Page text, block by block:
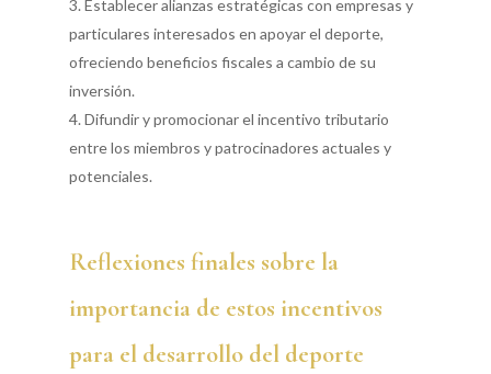
Establecer alianzas estratégicas con empresas y
particulares interesados en apoyar el deporte,
ofreciendo beneficios fiscales a cambio de su
inversión.
Difundir y promocionar el incentivo tributario
entre los miembros y patrocinadores actuales y
potenciales.
Reflexiones finales sobre la
importancia de estos incentivos
para el desarrollo del deporte